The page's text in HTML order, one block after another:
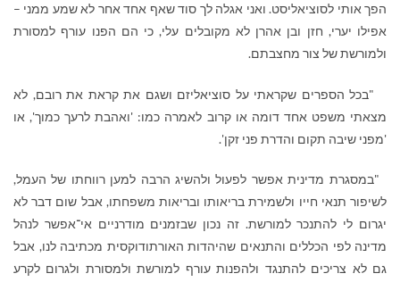
הפך אותי לסוציאליסט. ואני אגלה לך סוד שאף אחד אחר לא שמע ממני –
אפילו יערי, חזן ובן אהרן לא מקובלים עלי, כי הם הפנו עורף למסורת
ולמורשת של צור מחצבתם.
"בכל הספרים שקראתי על סוציאליזם ושגם את קראת את רובם, לא
מצאתי משפט אחד דומה או קרוב לאמרה כמו: 'ואהבת לרעך כמוך', או
'מפני שיבה תקום והדרת פני זקן'.
"במסגרת מדינית אפשר לפעול ולהשיג הרבה למען רווחתו של העמל,
לשיפור תנאי חייו ולשמירת בריאותו ובריאות משפחתו, אבל שום דבר לא
יגרום לי להתנכר למורשת. זה נכון שבזמנים מודרניים אי־אפשר לנהל
מדינה לפי הכללים והתנאים שהיהדות האורתודוקסית מכתיבה לנו, אבל
גם לא צריכים להתנגד ולהפנות עורף למורשת ולמסורת ולגרום לקרע